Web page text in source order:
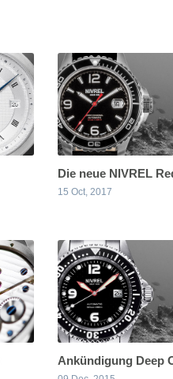
Die neue NIVREL
15 Oct, 2017
Ankündigung Deep